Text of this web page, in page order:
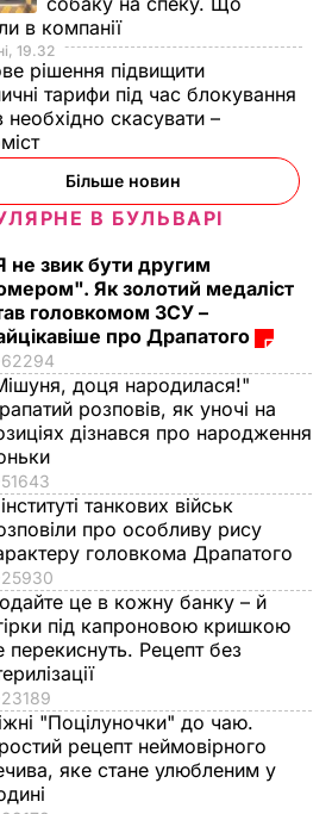
в компанії
19.32
рішення підвищити
тарифи під час блокування
необхідно скасувати –
Більше новин
В БУЛЬВАРІ
не звик бути другим
Як золотий медаліст
головкомом ЗСУ –
про Драпатого
62294
доця народилася!"
розповів, як уночі на
дізнався про народження
51643
танкових військ
про особливу рису
головкома Драпатого
25930
це в кожну банку – й
під капроновою кришкою
перекиснуть. Рецепт без
23189
"Поцілуночки" до чаю.
рецепт неймовірного
яке стане улюбленим у